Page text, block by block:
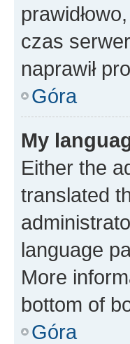
czas
naprawił
Góra
My
Either the
translated
language
More
bottom of
Góra